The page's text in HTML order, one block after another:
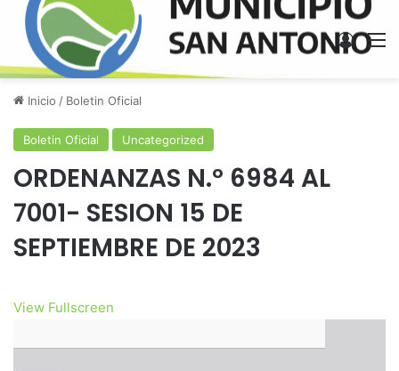
Inicio / Boletin Oficial
Boletin Oficial Uncategorized
ORDENANZAS N.º 6984 AL
7001- SESION 15 DE
SEPTIEMBRE DE 2023
View Fullscreen
al